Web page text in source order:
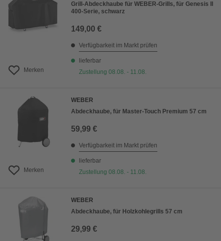
Merken
Grill-Abdeckhaube für WEBER-Grills, für Genesis II
400-Serie, schwarz
149,00 €
Verfügbarkeit im Markt prüfen
lieferbar
Zustellung 08.08. - 11.08.
Merken
WEBER
Abdeckhaube, für Master-Touch Premium 57 cm
59,99 €
Verfügbarkeit im Markt prüfen
lieferbar
Zustellung 08.08. - 11.08.
WEBER
Abdeckhaube, für Holzkohlegrills 57 cm
29,99 €